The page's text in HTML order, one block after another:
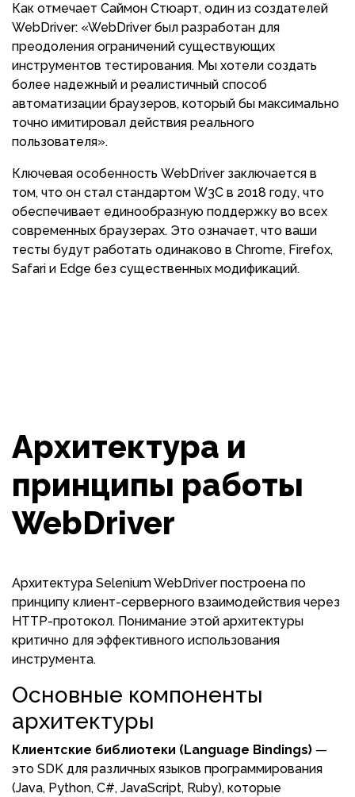
Как отмечает Саймон Стюарт, один из создателей
WebDriver: «WebDriver был разработан для
преодоления ограничений существующих
инструментов тестирования. Мы хотели создать
более надежный и реалистичный способ
автоматизации браузеров, который бы максимально
точно имитировал действия реального
пользователя».
Ключевая особенность WebDriver заключается в
том, что он стал стандартом W3C в 2018 году, что
обеспечивает единообразную поддержку во всех
современных браузерах. Это означает, что ваши
тесты будут работать одинаково в Chrome, Firefox,
Safari и Edge без существенных модификаций.
Архитектура и
принципы работы
WebDriver
Архитектура Selenium WebDriver построена по
принципу клиент-серверного взаимодействия через
HTTP-протокол. Понимание этой архитектуры
критично для эффективного использования
инструмента.
Основные компоненты
архитектуры
Клиентские библиотеки (Language Bindings) —
это SDK для различных языков программирования
(Java, Python, C#, JavaScript, Ruby), которые